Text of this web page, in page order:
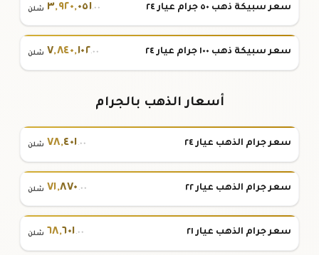
سعر سبيكة ذهب ٥٠ جرام عيار ٢٤ ٣,٩٢٠,٠٥١.٠٠ شلن
سعر سبيكة ذهب ١٠٠ جرام عيار ٢٤ ٧,٨٤٠,١٠٢ .٠٠ شلن
أسعار الذهب بالجرام
سعر جرام الذهب عيار ٢٤ ٧٨,٤٠١.٠٠ شلن
سعر جرام الذهب عيار ٢٢ ٧١,٨٧٠ .٠٠ شلن
سعر جرام الذهب عيار ٢١ ٦٨,٦٠١.٠٠ شلن